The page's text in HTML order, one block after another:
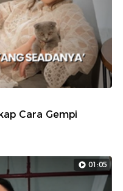
Cara Gempi
01:05